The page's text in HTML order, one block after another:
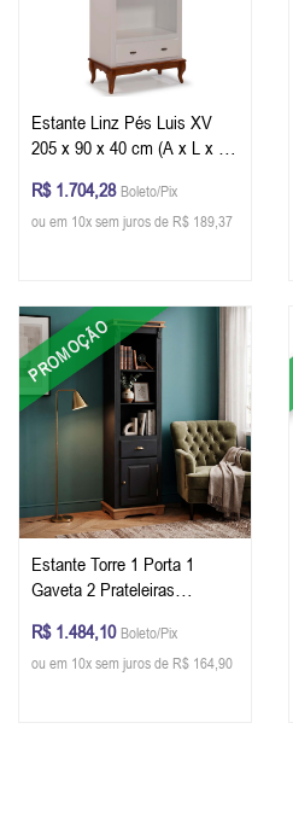
Estante Linz Pés Luis XV
205 x 90 x 40 cm (A x L x P)
Glazer
R$ 1.704,28 Boleto/Pix
ou em 10x sem juros de R$ 189,37
PROMOÇÃO
Estante Torre 1 Porta 1
Gaveta 2 Prateleiras
Preto - Imbuia Glazer
R$ 1.484,10 Boleto/Pix
ou em 10x sem juros de R$ 164,90